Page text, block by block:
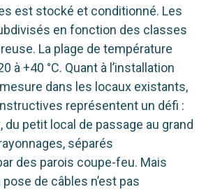
est stocké et conditionné. Les
en fonction des classes
La plage de température
à +40 °C. Quant à l’installation
dans les locaux existants,
représentent un défi :
du petit local de passage au grand
séparés
des parois coupe-feu. Mais
de câbles n’est pas